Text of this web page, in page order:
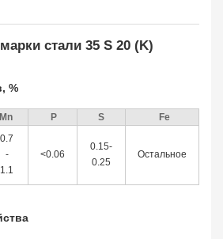
стали 35 S 20 (K)
%
Mn P S Fe
0.7
-
1.1
<0.06
0.15-
0.25
Остальное